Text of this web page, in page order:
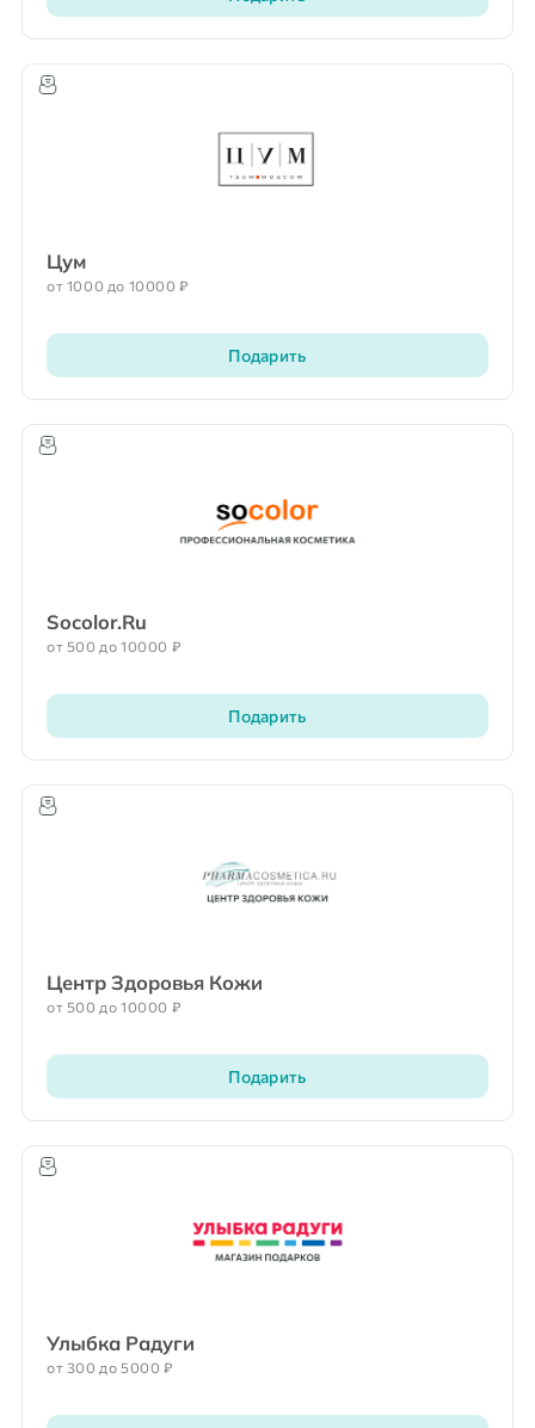
Цум
от 1000 до 10000 ₽
Подарить
Socolor.Ru
от 500 до 10000 ₽
Подарить
Центр Здоровья Кожи
от 500 до 10000 ₽
Подарить
Улыбка Радуги
от 300 до 5000 ₽